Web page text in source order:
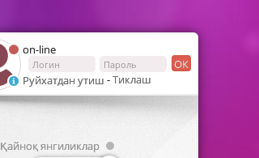
on-line
ОК
Руйхатдан утиш -Тиклаш
Қайноқ янгиликлар